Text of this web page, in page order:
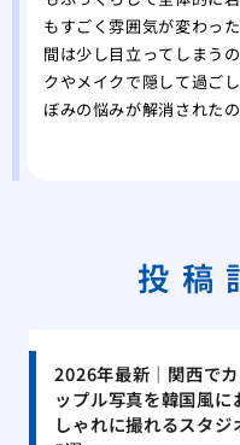
もすごく雰囲気が変わっ
間は少し目立ってしまう
クやメイクで隠して過ご
ぼみの悩みが解消された
投稿
2026年最新｜関西でカ
ップル写真を韓国風に
しゃれに撮れるスタジ